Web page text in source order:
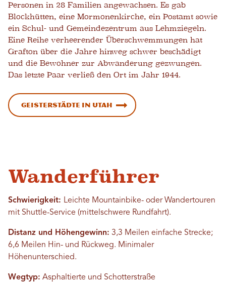
Personen in 28 Familien angewachsen. Es gab
Blockhütten, eine Mormonenkirche, ein Postamt sowie
ein Schul- und Gemeindezentrum aus Lehmziegeln.
Eine Reihe verheerender Überschwemmungen hat
Grafton über die Jahre hinweg schwer beschädigt
und die Bewohner zur Abwanderung gezwungen.
Das letzte Paar verließ den Ort im Jahr 1944.
Geisterstädte in Utah
Wanderführer
Schwierigkeit: Leichte Mountainbike- oder Wandertouren
mit Shuttle-Service (mittelschwere Rundfahrt).
Distanz und Höhengewinn: 3,3 Meilen einfache Strecke;
6,6 Meilen Hin- und Rückweg. Minimaler
Höhenunterschied.
Wegtyp: Asphaltierte und Schotterstraße